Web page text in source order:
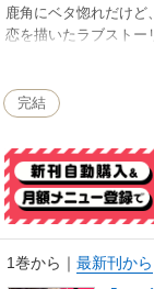
鹿角にベタ惚れだけ
恋を描いたラブストー
完結
1巻から ｜ 最新刊から